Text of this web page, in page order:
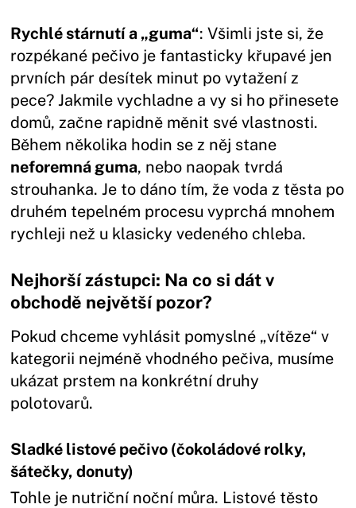
Rychlé stárnutí a „guma“: Všimli jste si, že
rozpékané pečivo je fantasticky křupavé jen
prvních pár desítek minut po vytažení z
pece? Jakmile vychladne a vy si ho přinesete
domů, začne rapidně měnit své vlastnosti.
Během několika hodin se z něj stane
neforemná guma, nebo naopak tvrdá
strouhanka. Je to dáno tím, že voda z těsta po
druhém tepelném procesu vyprchá mnohem
rychleji než u klasicky vedeného chleba.
Nejhorší zástupci: Na co si dát v
obchodě největší pozor?
Pokud chceme vyhlásit pomyslné „vítěze“ v
kategorii nejméně vhodného pečiva, musíme
ukázat prstem na konkrétní druhy
polotovarů.
Sladké listové pečivo (čokoládové rolky,
šátečky, donuty)
Tohle je nutriční noční můra. Listové těsto